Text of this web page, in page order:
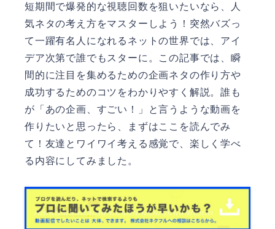
短期間で爆発的な視聴回数を狙いたいなら、人
気ネタの考え方をマスターしよう！突然バズっ
て一躍有名人になれるネットの世界では、アイ
デア次第で誰でもスターに。この記事では、瞬
間的に注目を集めるための企画ネタの作り方や
成功するためのコツをわかりやすく解説。誰も
が「あの企画、すごい！」と言うような動画を
作りたいと思ったら、まずはここを読んでみ
て！友達とワイワイ考える感覚で、楽しく学べ
る内容にしてみました。